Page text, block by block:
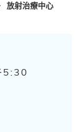
放射治療中心
5:30